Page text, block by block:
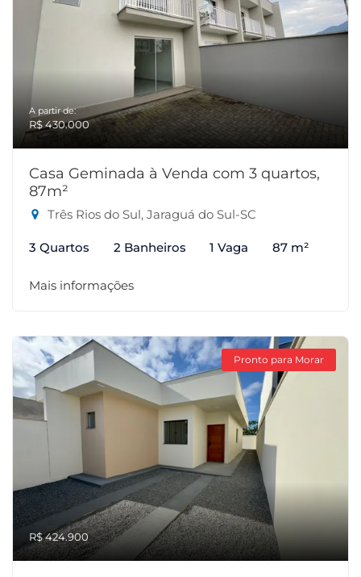
A partir de:
R$ 430.000
Casa Geminada à Venda com 3 quartos,
87m²
Três Rios do Sul, Jaraguá do Sul-SC
3 Quartos 2 Banheiros 1 Vaga 87 m²
Mais informações
Pronto para Morar
R$ 424.900